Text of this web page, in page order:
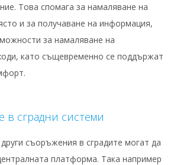
Това спомага за намаляване на
и за получаване на информация,
за намаляване на
като същевременно се поддържат
в сградни системи
съоръжения в сградите могат да
платформа. Така например